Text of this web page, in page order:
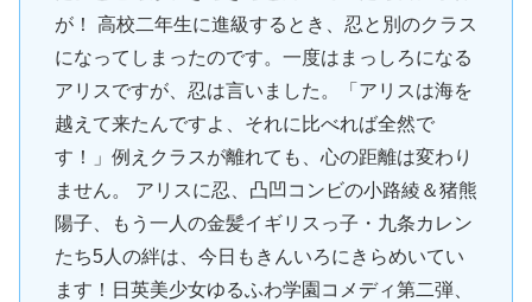
が！ 高校二年生に進級するとき、忍と別のクラス
になってしまったのです。一度はまっしろになる
アリスですが、忍は言いました。「アリスは海を
越えて来たんですよ、それに比べれば全然で
す！」例えクラスが離れても、心の距離は変わり
ません。 アリスに忍、凸凹コンビの小路綾＆猪熊
陽子、もう一人の金髪イギリスっ子・九条カレン
たち5人の絆は、今日もきんいろにきらめいてい
ます！日英美少女ゆるふわ学園コメディ第二弾、